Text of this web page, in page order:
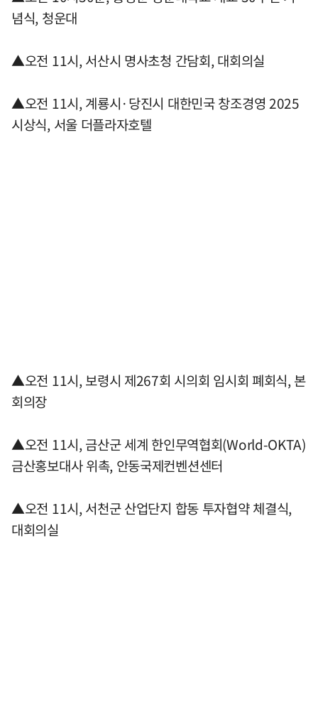
념식, 청운대
▲오전 11시, 서산시 명사초청 간담회, 대회의실
▲오전 11시, 계룡시·당진시 대한민국 창조경영 2025
시상식, 서울 더플라자호텔
▲오전 11시, 보령시 제267회 시의회 임시회 폐회식, 본
회의장
▲오전 11시, 금산군 세계 한인무역협회(World-OKTA)
금산홍보대사 위촉, 안동국제컨벤션센터
▲오전 11시, 서천군 산업단지 합동 투자협약 체결식,
대회의실